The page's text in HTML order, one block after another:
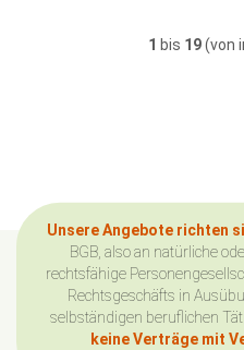
1 bis 19(von
Unsere Angebote richten
BGB, also an natürliche
rechtsfähige
Rechtsgeschäfts in
selbständigen beruflichen
keine Verträge mit